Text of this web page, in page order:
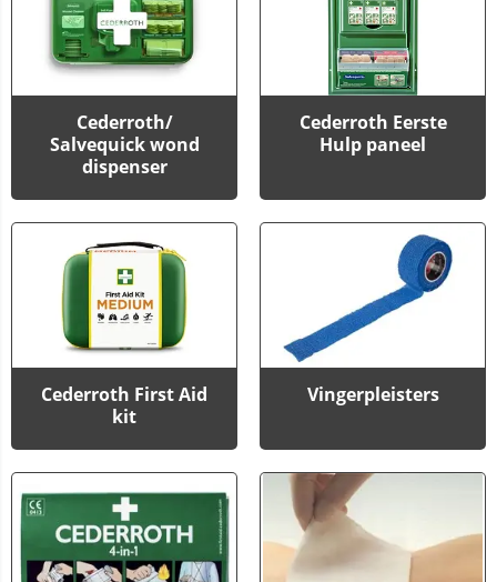
Cederroth/
Salvequick wond
dispenser
Cederroth Eerste
Hulp paneel
Cederroth First Aid
kit
Vingerpleisters